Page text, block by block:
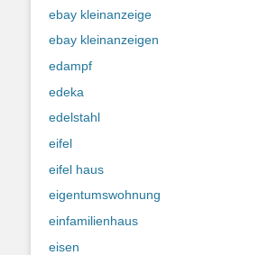
ebay kleinanzeige
ebay kleinanzeigen
edampf
edeka
edelstahl
eifel
eifel haus
eigentumswohnung
einfamilienhaus
eisen